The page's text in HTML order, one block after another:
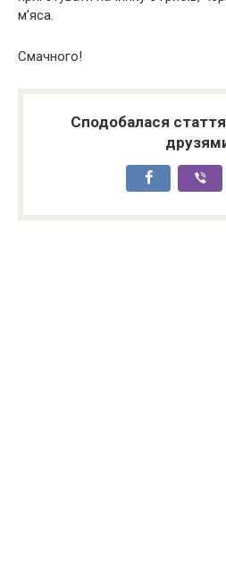
м’яса.
Смачного!
Сподобалася